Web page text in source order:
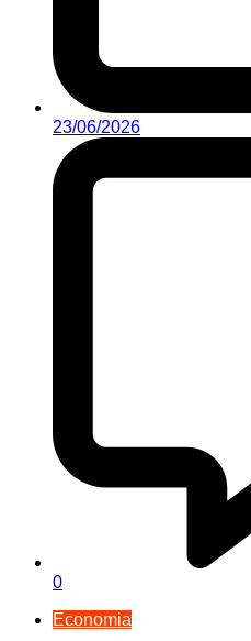
23/06/2026
0
Economia